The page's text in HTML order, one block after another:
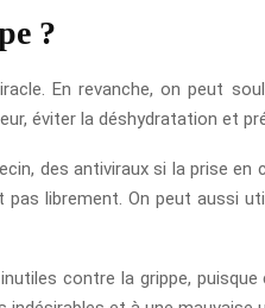
?
En revanche, on peut
éviter la déshydratation et
des antiviraux si la prise
librement. On peut aussi
contre la grippe, puisque